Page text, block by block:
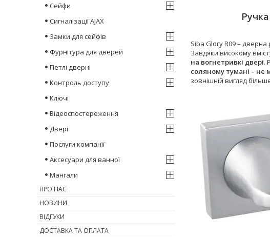
Siba Glory R09 – дверна
Завдяки високому вмісту
на вогнетривкі двері.
соляному тумані – не
зовнішній вигляд
Сейфи
Сигналізації AJAX
Замки для сейфів
Фурнітура для дверей
Петлі дверні
Контроль доступу
Ключі
Відеоспостереження
Двері
Послуги компанії
Аксесуари для ванної
Мангали
ПРО НАС
НОВИНИ
ВІДГУКИ
ДОСТАВКА ТА ОПЛАТА